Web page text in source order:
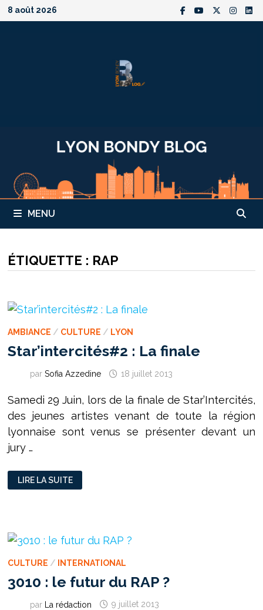
Passer
au
8 août 2026
MENU
ÉTIQUETTE : RAP
AMBIANCE / CULTURE / LYON
Star’intercités#2 : La finale
par Sofia Azzedine 18 juillet 2013
Samedi 29 Juin, lors de la finale de Star’Intercités,
des jeunes artistes venant de toute la région
lyonnaise sont venus se présenter devant un
jury …
STAR’INTERCITÉS#2
:
LA
LIRE LA SUITE
CULTURE / INTERNATIONAL
3010 : le futur du RAP ?
par La rédaction 9 juillet 2013